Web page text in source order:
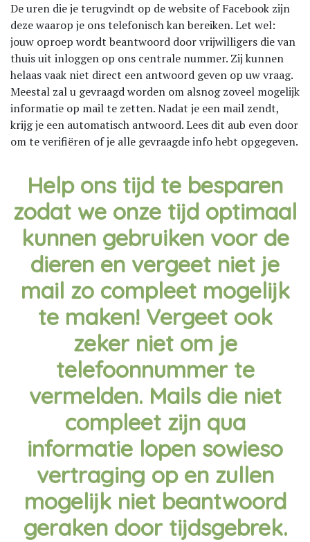
De uren die je terugvindt op de website of Facebook zijn
deze waarop je ons telefonisch kan bereiken. Let wel:
jouw oproep wordt beantwoord door vrijwilligers die van
thuis uit inloggen op ons centrale nummer. Zij kunnen
helaas vaak niet direct een antwoord geven op uw vraag.
Meestal zal u gevraagd worden om alsnog zoveel mogelijk
informatie op mail te zetten. Nadat je een mail zendt,
krijg je een automatisch antwoord. Lees dit aub even door
om te verifiëren of je alle gevraagde info hebt opgegeven.
Help ons tijd te besparen
zodat we onze tijd optimaal
kunnen gebruiken voor de
dieren en vergeet niet je
mail zo compleet mogelijk
te maken! Vergeet ook
zeker niet om je
telefoonnummer te
vermelden. Mails die niet
compleet zijn qua
informatie lopen sowieso
vertraging op en zullen
mogelijk niet beantwoord
geraken door tijdsgebrek.